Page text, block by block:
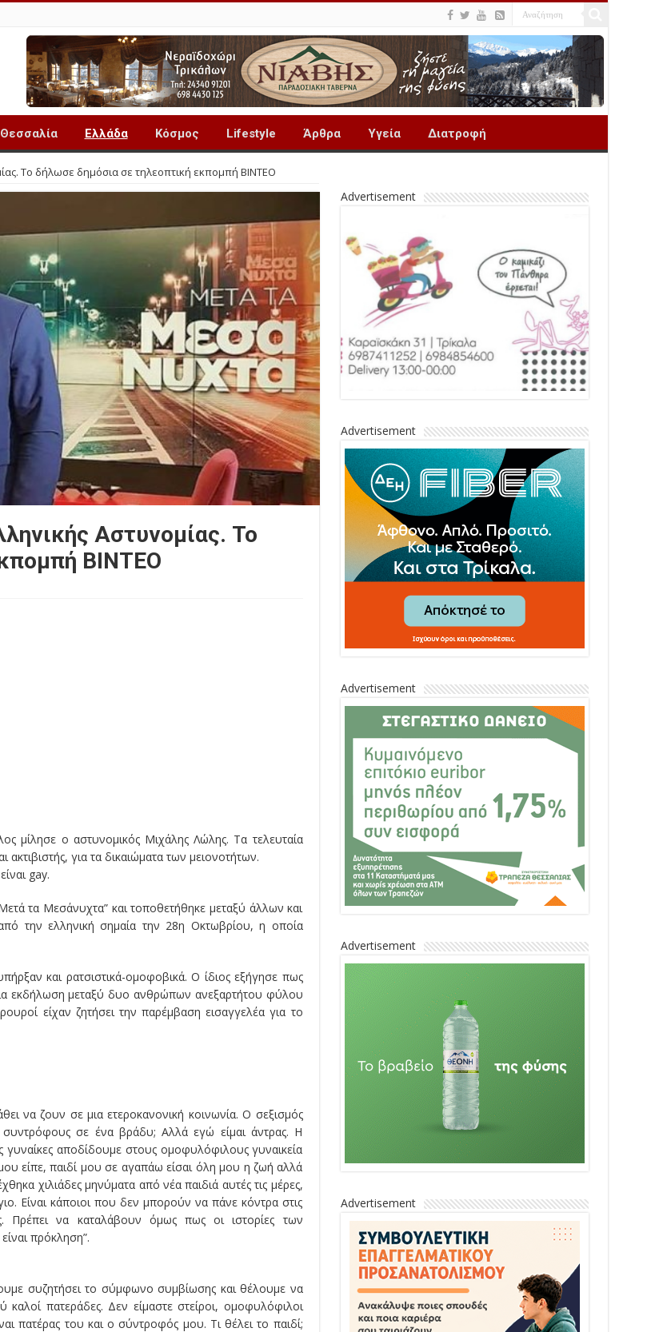
Θεσσαλία Ελλάδα Κόσμος Lifestyle Άρθρα Υγεία Διατροφή
Το δήλωσε δημόσια σε τηλεοπτική εκπομπή ΒΙΝΤΕΟ
Αστυνομίας. Το
ΒΙΝΤΕΟ
μίλησε ο αστυνομικός Μιχάλης Λώλης. Τα τελευταία
ακτιβιστής, για τα δικαιώματα των μειονοτήτων.
gay.
τα Μεσάνυχτα” και τοποθετήθηκε μεταξύ άλλων και
την ελληνική σημαία την 28η Οκτωβρίου, η οποία
και ρατσιστικά-ομοφοβικά. Ο ίδιος εξήγησε πως
εκδήλωση μεταξύ δυο ανθρώπων ανεξαρτήτου φύλου
είχαν ζητήσει την παρέμβαση εισαγγελέα για το
να ζουν σε μια ετεροκανονική κοινωνία. Ο σεξισμός
σε ένα βράδυ; Αλλά εγώ είμαι άντρας. Η
αποδίδουμε στους ομοφυλόφιλους γυναικεία
είπε, παιδί μου σε αγαπάω είσαι όλη μου η ζωή αλλά
χιλιάδες μηνύματα από νέα παιδιά αυτές τις μέρες,
Είναι κάποιοι που δεν μπορούν να πάνε κόντρα στις
Πρέπει να καταλάβουν όμως πως οι ιστορίες των
πρόκληση”.
συζητήσει το σύμφωνο συμβίωσης και θέλουμε να
πατεράδες. Δεν είμαστε στείροι, ομοφυλόφιλοι
πατέρας του και ο σύντροφός μου. Τι θέλει το παιδί;
Advertisement
Advertisement
Advertisement
Advertisement
Advertisement